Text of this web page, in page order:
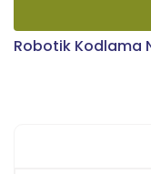
Robotik Kodlama